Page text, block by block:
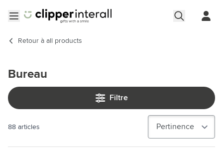
Retour à all products
Bureau
Filtre
88 articles